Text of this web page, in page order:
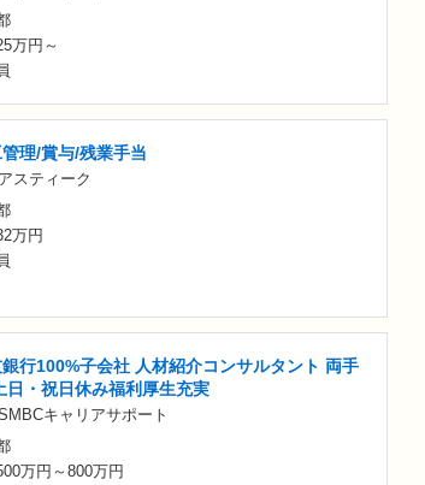
万円～
理/賞与/残業手当
スティーク
万円
行100%子会社 人材紹介コンサルタント 両手
日・祝日休み福利厚生充実
キャリアサポート
万円～800万円